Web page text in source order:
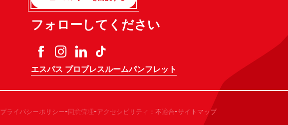
フォローしてください
エスパス プロプレスルームパンフレット
プライバシーポリシー-同意管理-アクセシビリティ：不適合-サイトマップ